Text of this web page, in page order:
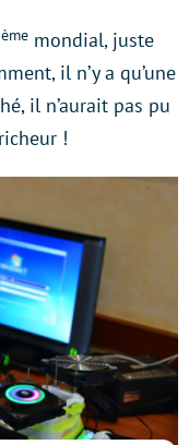
ème mondial, juste
il n’y a qu’une
il n’aurait pas pu
!